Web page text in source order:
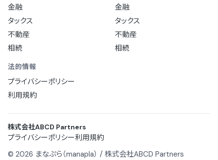
金融
タックス
不動産
相続
金融
タックス
不動産
相続
法的情報
プライバシーポリシー
利用規約
株式会社ABCD Partners
プライバシーポリシー利用規約
© 2026 まなぷら（manapla） / 株式会社ABCD Partners